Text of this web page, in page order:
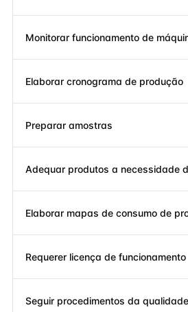
Monitorar funcionamento de
Elaborar cronograma de produção
Preparar amostras
Adequar produtos a necessidade
Elaborar mapas de consumo de
Requerer licença de funcionamento
Seguir procedimentos da qualidade